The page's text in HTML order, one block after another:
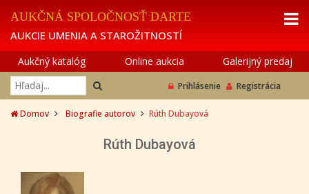
AUKČNÁ SPOLOČNOSŤ DARTE
AUKCIE UMENIA A STAROŽITNOSTÍ
Aukčný katalóg Online aukcia Galerijný predaj
Prihlásenie Registrácia
Domov Biografie autorov Rúth Dubayová
Rúth Dubayová